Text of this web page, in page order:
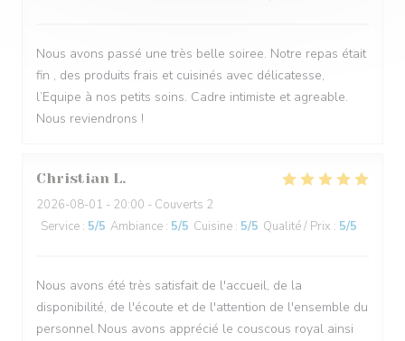
Nous avons passé une très belle soiree. Notre repas était
fin , des produits frais et cuisinés avec délicatesse,
l’Equipe à nos petits soins. Cadre intimiste et agreable.
Nous reviendrons !
Christian L
2026-08-01 - 20:00 - Couverts 2
Service : 5/5 Ambiance : 5/5 Cuisine : 5/5 Qualité / Prix : 5/5
Nous avons été très satisfait de l'accueil, de la
disponibilité, de l'écoute et de l'attention de l'ensemble du
personnel Nous avons apprécié le couscous royal ainsi